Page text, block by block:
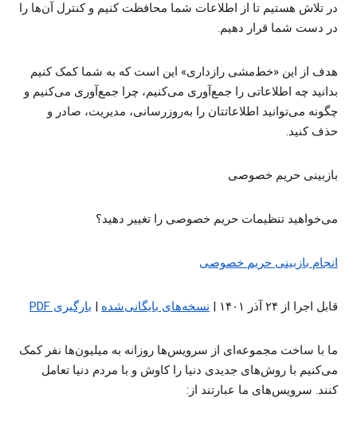
در تلاش هستیم تا از اطلاعات شما محافظت کنیم و کنترل آن‌ها را
در دست شما قرار دهیم.
هدف از این «خط‌مشی رازداری» این است که به شما کمک کنیم
بدانید چه اطلاعاتی را جمع‌آوری می‌کنیم، چرا جمع‌آوری می‌کنیم و
چگونه می‌توانید اطلاعاتتان را به‌روزرسانی، مدیریت، صادر و
حذف کنید.
بازبینی حریم خصوصی
می‌خواهید تنظیمات حریم خصوصی را تغییر دهید؟
انجام بازبینی حریم خصوصی
قابل اجرا از ۲۴ آذر ۱۴۰۱ | نسخه‌های بایگانی‌شده | بارگیری PDF
ما با ساخت مجموعه‌ای از سرویس‌ها روزانه به میلیون‌ها نفر کمک
می‌کنیم با روش‌های جدیدی دنیا را کاوش و با مردم دنیا تعامل
کنند. سرویس‌های ما عبارتند از: